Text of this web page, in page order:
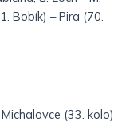
Bobík) – Pira (70.
(33. kolo)